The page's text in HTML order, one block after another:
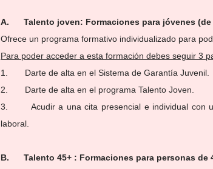
A.      Talento joven: Formaciones para jóvenes
Ofrece un programa formativo individualizado para
Para poder acceder a esta formación debes seguir 3
1.       Darte de alta en el Sistema de Garantía Juvenil.
2.       Darte de alta en el programa Talento Joven.
3.       Acudir a una cita presencial e individual
laboral.
B.      Talento 45+ : Formaciones para personas de